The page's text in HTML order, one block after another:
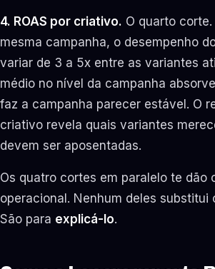
4. ROAS por criativo. O quarto
mesma campanha, o desempenho
variar de 3 a 5x entre as variantes
médio no nível da campanha
faz a campanha parecer estável. O
criativo revela quais variantes
devem ser aposentadas.
Os quatro cortes em paralelo te dão
operacional. Nenhum deles substitui
São para explicá-lo.